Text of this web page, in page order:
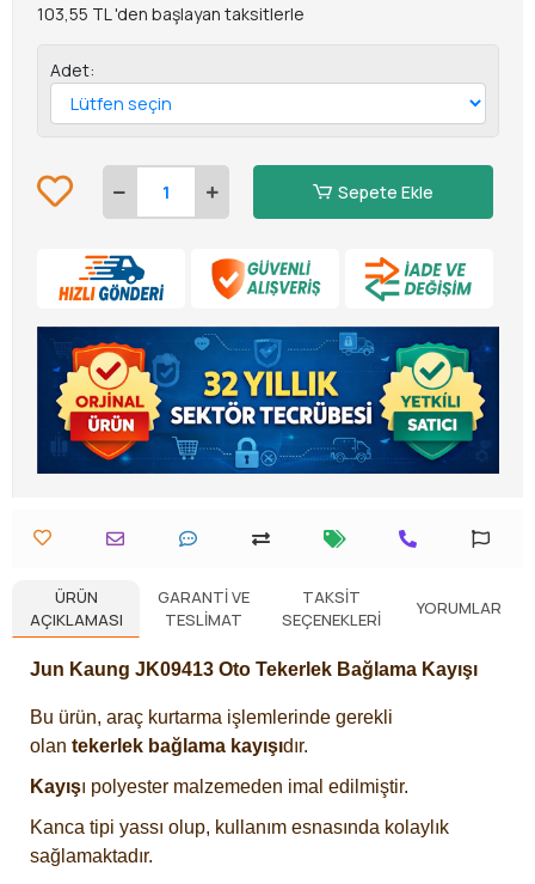
103,55 TL 'den başlayan taksitlerle
Adet:
Sepete Ekle
ÜRÜN
AÇIKLAMASI
GARANTI VE
TESLIMAT
TAKSIT
SEÇENEKLERI
YORUMLAR
Jun Kaung JK09413 Oto Tekerlek Bağlama Kayışı
Bu ürün, araç kurtarma işlemlerinde gerekli
olan tekerlek bağlama kayışıdır.
Kayışı polyester malzemeden imal edilmiştir.
Kanca tipi yassı olup, kullanım esnasında kolaylık
sağlamaktadır.